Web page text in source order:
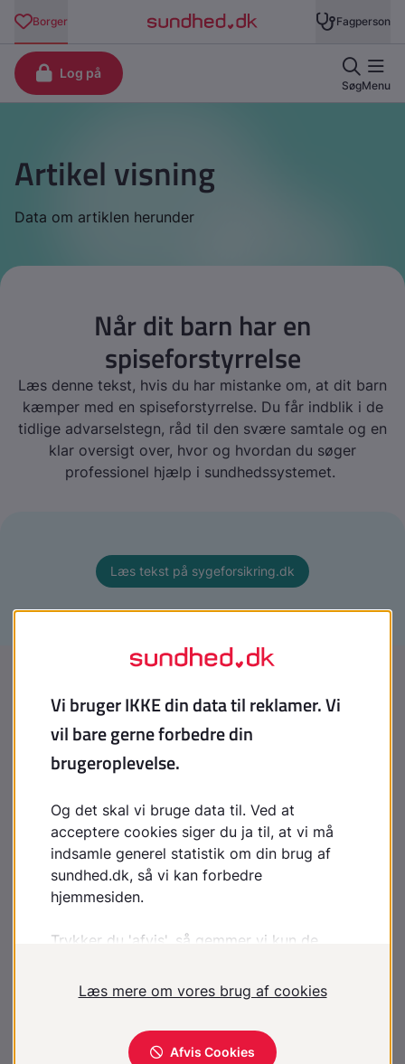
Artikel visning
Data om artiklen herunder
Når dit barn har en
spiseforstyrrelse
Læs denne tekst, hvis du har mistanke om, at dit barn
kæmper med en spiseforstyrrelse. Du får indblik i de
tidlige advarselstegn, råd til den svære samtale og en
klar oversigt over, hvor og hvordan du søger
professionel hjælp i sundhedssystemet.
Læs tekst på sygeforsikring.dk